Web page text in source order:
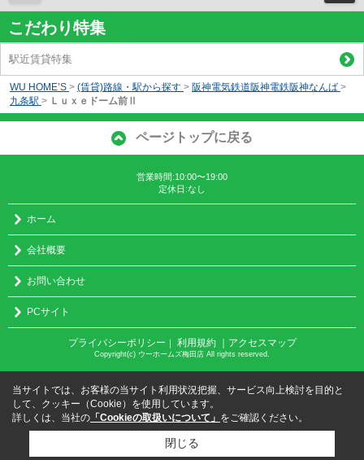
こだわり特集
駅近賃貸特集
WU HOME’S > (賃貸)路線・駅から探す > 阪神電気鉄道阪神電鉄阪神なんば >
九条駅 > Ｌｕｘｅドーム前Ⅱ
ページトップに戻る
営業時間:10:00〜19:00
定休日:なし
ホーム
会社概要
お問い合わせ
PCサイト
プライバシーポリシー 利用規約 ｜アクセスマップ
Copyright(c) ウーホームズ梅田店 All rights reserved.
当サイトでは、お客様の当サイト利用状況把握、サービス向上検討を目的と
して、クッキー（Cookie）を使用しています。
詳しくは、当社の 「Cookieの取扱いについて」 をご確認ください。
閉じる